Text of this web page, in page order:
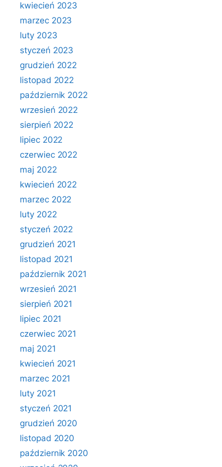
kwiecień 2023
marzec 2023
luty 2023
styczeń 2023
grudzień 2022
listopad 2022
październik 2022
wrzesień 2022
sierpień 2022
lipiec 2022
czerwiec 2022
maj 2022
kwiecień 2022
marzec 2022
luty 2022
styczeń 2022
grudzień 2021
listopad 2021
październik 2021
wrzesień 2021
sierpień 2021
lipiec 2021
czerwiec 2021
maj 2021
kwiecień 2021
marzec 2021
luty 2021
styczeń 2021
grudzień 2020
listopad 2020
październik 2020